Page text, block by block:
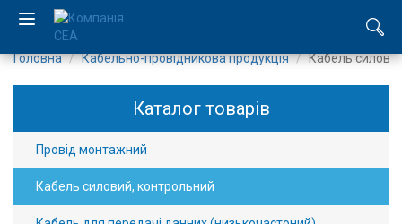
Компанія
Каталог
Головна Кабельно-провідникова продукція Кабель
Каталог товарів
Провід монтажний
Кабель силовий, контрольний